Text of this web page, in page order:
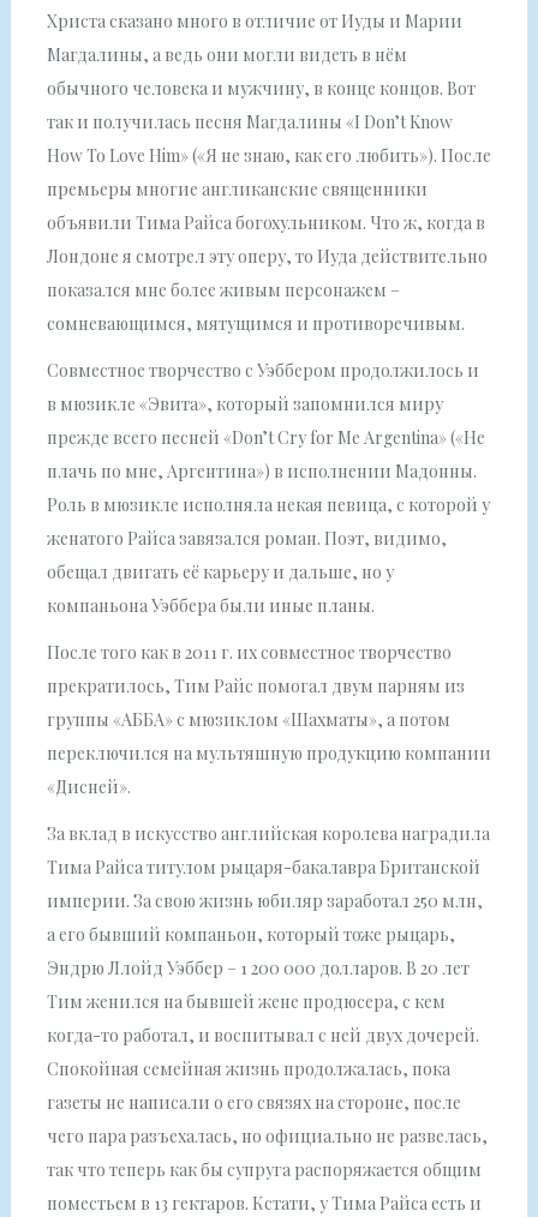
Христа сказано много в отличие от Иуды и Марии
Магдалины, а ведь они могли видеть в нём
обычного человека и мужчину, в конце концов. Вот
так и получилась песня Магдалины «I Don’t Know
How To Love Him» («Я не знаю, как его любить»). После
премьеры многие англиканские священники
объявили Тима Райса богохульником. Что ж, когда в
Лондоне я смотрел эту оперу, то Иуда действительно
показался мне более живым персонажем –
сомневающимся, мятущимся и противоречивым.
Совместное творчество с Уэббером продолжилось и
в мюзикле «Эвита», который запомнился миру
прежде всего песней «Don’t Cry for Me Argentina» («Не
плачь по мне, Аргентина») в исполнении Мадонны.
Роль в мюзикле исполняла некая певица, с которой у
женатого Райса завязался роман. Поэт, видимо,
обещал двигать её карьеру и дальше, но у
компаньона Уэббера были иные планы.
После того как в 2011 г. их совместное творчество
прекратилось, Тим Райс помогал двум парням из
группы «АББА» с мюзиклом «Шахматы», а потом
переключился на мультяшную продукцию компании
«Дисней».
За вклад в искусство английская королева наградила
Тима Райса титулом рыцаря-бакалавра Британской
империи. За свою жизнь юбиляр заработал 250 млн,
а его бывший компаньон, который тоже рыцарь,
Эндрю Ллойд Уэббер – 1 200 000 долларов. В 20 лет
Тим женился на бывшей жене продюсера, с кем
когда-то работал, и воспитывал с ней двух дочерей.
Спокойная семейная жизнь продолжалась, пока
газеты не написали о его связях на стороне, после
чего пара разъехалась, но официально не развелась,
так что теперь как бы супруга распоряжается общим
поместьем в 13 гектаров. Кстати, у Тима Райса есть и